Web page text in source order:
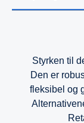
Styrken til
Den er
fleksibel og